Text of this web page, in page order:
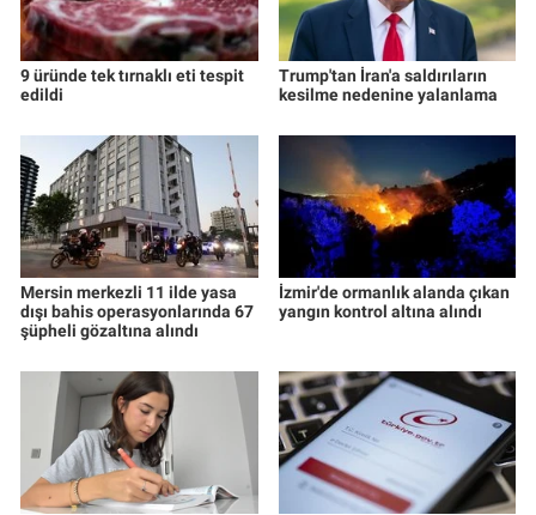
9 üründe tek tırnaklı eti tespit
edildi
Trump'tan İran'a saldırıların
kesilme nedenine yalanlama
Mersin merkezli 11 ilde yasa
dışı bahis operasyonlarında 67
şüpheli gözaltına alındı
İzmir'de ormanlık alanda çıkan
yangın kontrol altına alındı